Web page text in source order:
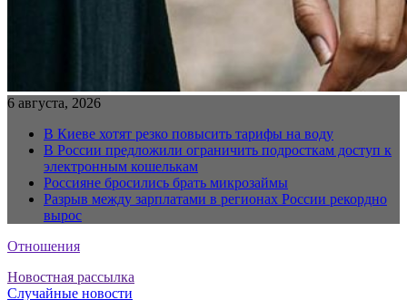
6 августа, 2026
В Киеве хотят резко повысить тарифы на воду
В России предложили ограничить подросткам доступ к
электронным кошелькам
Россияне бросились брать микрозаймы
Разрыв между зарплатами в регионах России рекордно
вырос
Отношения
Новостная рассылка
Случайные новости